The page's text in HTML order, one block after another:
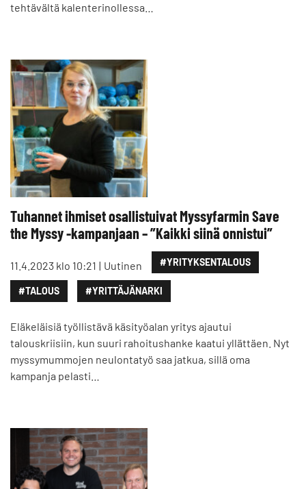
tehtävältä kalenterinollessa…
Tuhannet ihmiset osallistuivat Myssyfarmin Save
the Myssy -kampanjaan – ”Kaikki siinä onnistui”
11.4.2023 klo 10:21 Uutinen #YRITYKSENTALOUS
#TALOUS #YRITTÄJÄNARKI
Eläkeläisiä työllistävä käsityöalan yritys ajautui
talouskriisiin, kun suuri rahoitushanke kaatui yllättäen. Nyt
myssymummojen neulontatyö saa jatkua, sillä oma
kampanja pelasti…